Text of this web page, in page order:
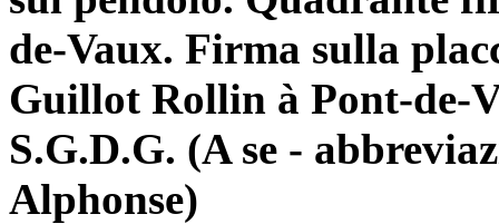
de-Vaux. Firma sulla
Guillot Rollin à Pont-de-
S.G.D.G. (A se -
Alphonse)